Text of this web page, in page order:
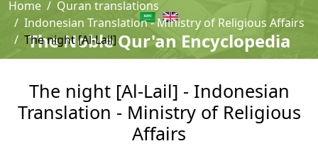
The Noble Qur'an Encyclopedia
Home
Quran translations
Indonesian Translation - Ministry of Religious Affairs
The night [Al-Lail]
The night [Al-Lail] - Indonesian
Translation - Ministry of Religious
Affairs